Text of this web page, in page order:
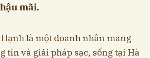
mãi.
là một doanh nhân mảng
tin và giải pháp sạc, sống tại Hà